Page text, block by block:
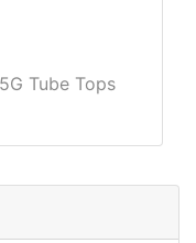
Tube Tops